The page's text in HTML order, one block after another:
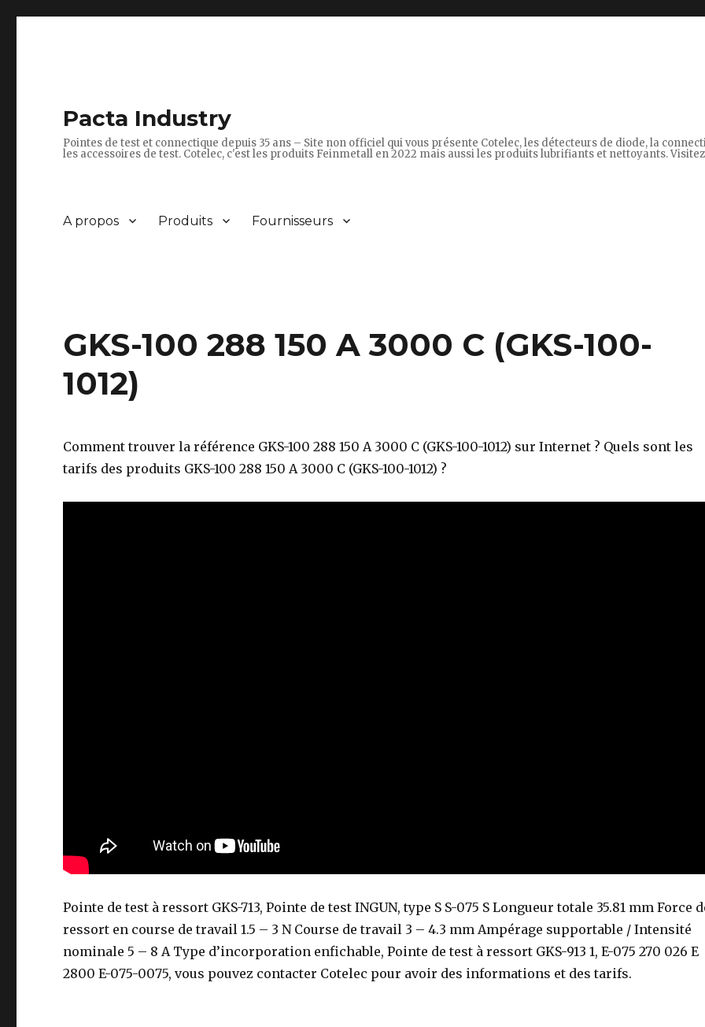
Pacta Industry
Pointes de test et connectique depuis 35 ans – Site non officiel qui vous présente Cotelec, les détecteurs de diode, la
les accessoires de test. Cotelec, c'est les produits Feinmetall en 2022 mais aussi les produits lubrifiants et nettoyants.
A propos Produits Fournisseurs
GKS-100 288 150 A 3000 C (GKS-100-
1012)
Comment trouver la référence GKS-100 288 150 A 3000 C (GKS-100-1012) sur Internet ? Quels sont les
tarifs des produits GKS-100 288 150 A 3000 C (GKS-100-1012) ?
Pointe de test à ressort GKS-713, Pointe de test INGUN, type S S-075 S Longueur totale 35.81 mm Force
ressort en course de travail 1.5 – 3 N Course de travail 3 – 4.3 mm Ampérage supportable / Intensité
nominale 5 – 8 A Type d’incorporation enfichable, Pointe de test à ressort GKS-913 1, E-075 270 026 E
2800 E-075-0075, vous pouvez contacter Cotelec pour avoir des informations et des tarifs.